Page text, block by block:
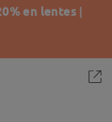
en lentes |